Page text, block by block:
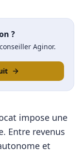
?
Aginor.
impose une
Entre revenus
et